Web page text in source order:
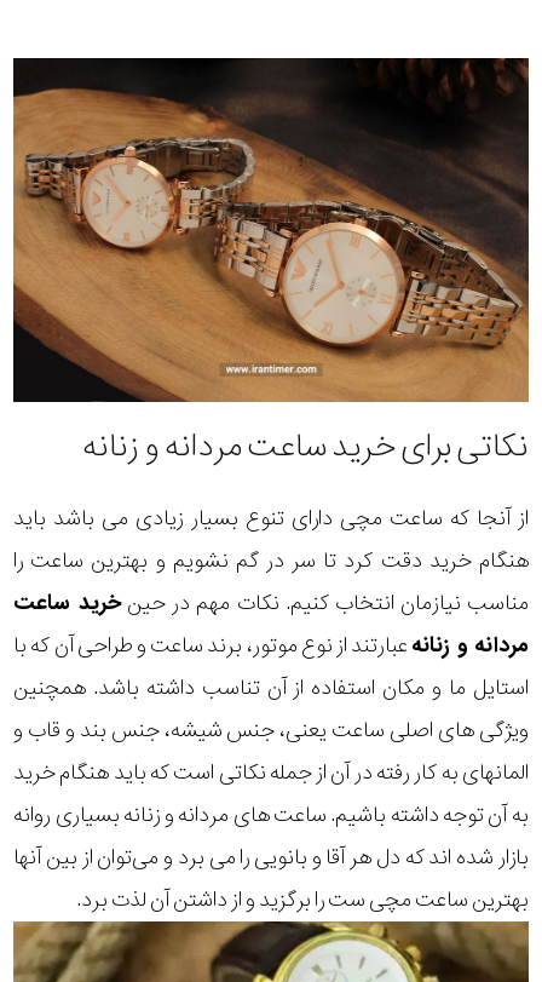
نکاتی برای خرید ساعت مردانه و زنانه
از آنجا که ساعت مچی دارای تنوع بسیار زیادی می باشد باید
هنگام خرید دقت کرد تا سر در گم نشویم و بهترین ساعت را
مناسب نیازمان انتخاب کنیم. نکات مهم در حینخرید ساعت
مردانه و زنانهعبارتند از نوع موتور، برند ساعت و طراحی آن که با
استایل ما و مکان استفاده از آن تناسب داشته باشد. همچنین
ویژگی های اصلی ساعت یعنی، جنس شیشه، جنس بند و قاب و
المانهای به کار رفته در آن از جمله نکاتی است که باید هنگام خرید
به آن توجه داشته باشیم. ساعت های مردانه و زنانه بسیاری روانه
بازار شده اند که دل هر آقا و بانویی را می برد و می‌توان از بین آنها
بهترین ساعت مچی ست را برگزید و از داشتن آن لذت برد.